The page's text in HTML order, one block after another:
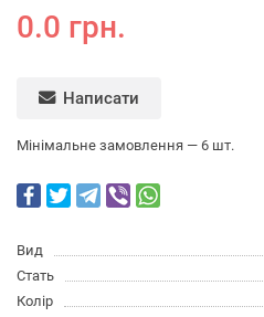
0.0 грн.
Написати
Мінімальне замовлення — 6 шт.
Вид
Стать
Колір